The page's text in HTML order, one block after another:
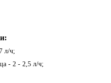
л/ч;
- 2 - 2,5 л/ч;